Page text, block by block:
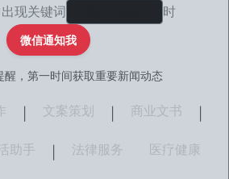
现关键词 时
微信通知我
醒，第一时间获取重要新闻动态
文案策划 商业文书
助手 法律服务 医疗健康